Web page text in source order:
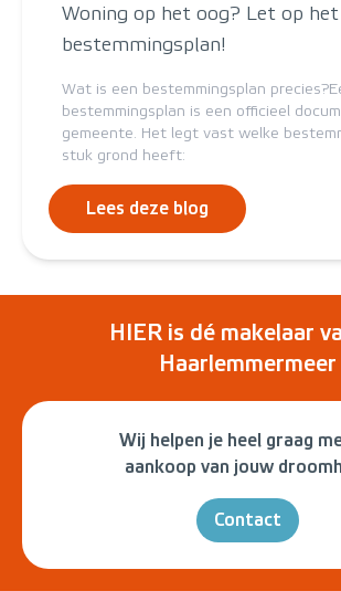
Woning op het oog? Let op het
bestemmingsplan!
Wat is een bestemmingsplan
bestemmingsplan is een officieel
gemeente. Het legt vast welke
stuk grond heeft:
Lees deze blog
HIER is dé makelaar
Haarlemmermeer
Wij helpen je heel graag
aankoop van jouw
Contact